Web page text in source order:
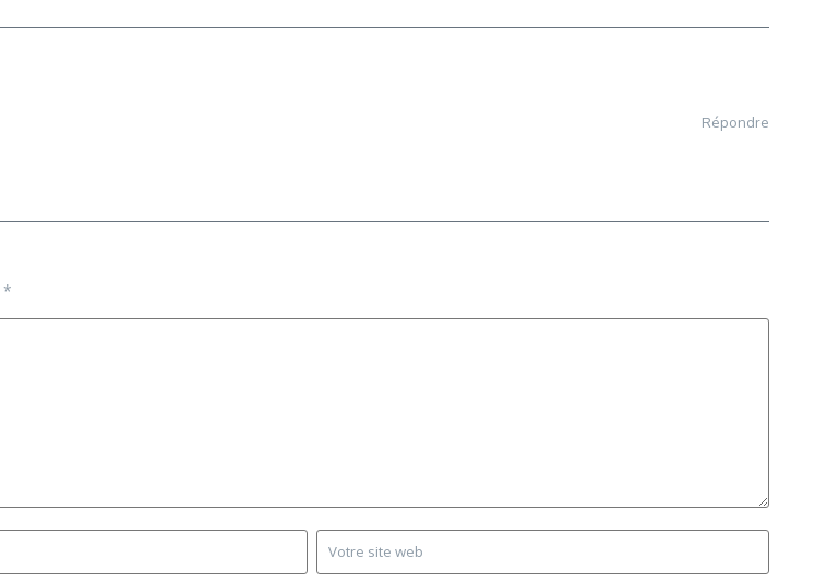
Répondre
*